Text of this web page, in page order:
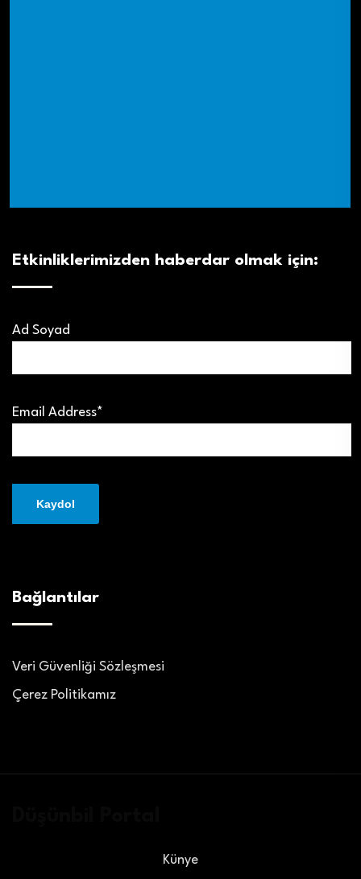
Etkinliklerimizden haberdar olmak için:
Ad Soyad
Email Address*
Bağlantılar
Veri Güvenliği Sözleşmesi
Çerez Politikamız
Künye